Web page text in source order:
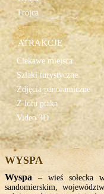
Trójca
ATRAKCJE
Ciekawe miejsca
Szlaki turystyczne
Zdjęcia panoramiczne
Z lotu ptaka
Video 3D
WYSPA
Wyspa – wieś sołecka
sandomierskim,